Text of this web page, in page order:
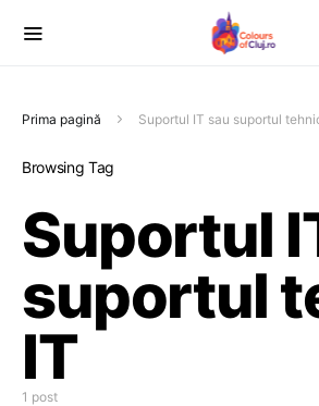
Prima pagină Suportul IT sau suportul
Browsing Tag
Suportul
suportul
IT
1 post